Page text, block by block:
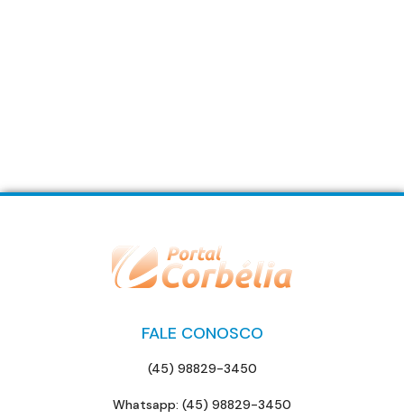
FALE CONOSCO
(45) 98829-3450
Whatsapp: (45) 98829-3450